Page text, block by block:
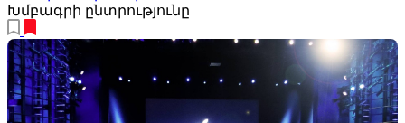
Խմբագրի ընտրությունը